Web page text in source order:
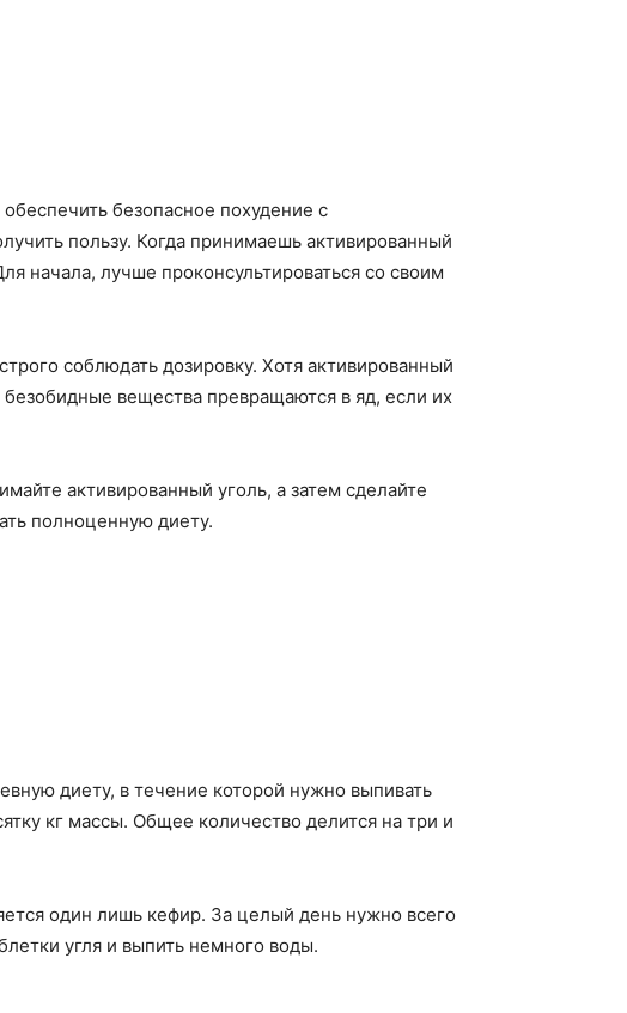
безопасное похудение с
пользу. Когда принимаешь активированный
начала, лучше проконсультироваться со своим
соблюдать дозировку. Хотя активированный
вещества превращаются в яд, если их
активированный уголь, а затем сделайте
полноценную диету.
диету, в течение которой нужно выпивать
кг массы. Общее количество делится на три и
один лишь кефир. За целый день нужно всего
угля и выпить немного воды.